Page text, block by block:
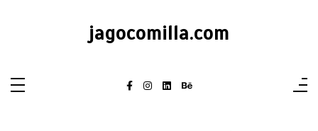
jagocomilla.com